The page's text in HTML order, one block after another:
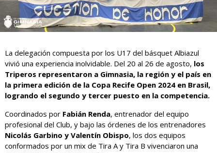
La delegación compuesta por los U17 del básquet Albiazul
vivió una experiencia inolvidable. Del 20 al 26 de agosto, los
Triperos representaron a Gimnasia, la región y el país en
la primera edición de la Copa Recife Open 2024 en Brasil,
logrando el segundo y tercer puesto en la competencia.
Coordinados por Fabián Renda, entrenador del equipo
profesional del Club, y bajo las órdenes de los entrenadores
Nicolás Garbino y Valentín Obispo, los dos equipos
conformados por un mix de Tira A y Tira B vivenciaron una